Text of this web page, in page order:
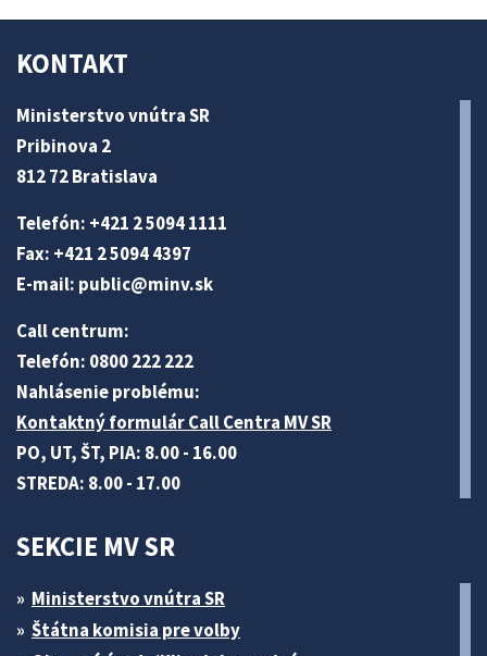
KONTAKT
Ministerstvo vnútra SR
Pribinova 2
812 72 Bratislava
Telefón: +421 2 5094 1111
Fax: +421 2 5094 4397
E-mail: public@minv.sk
Call centrum:
Telefón: 0800 222 222
Nahlásenie problému:
Kontaktný formulár Call Centra MV SR
PO, UT, ŠT, PIA: 8.00 - 16.00
STREDA: 8.00 - 17.00
SEKCIE MV SR
Ministerstvo vnútra SR
Štátna komisia pre volby